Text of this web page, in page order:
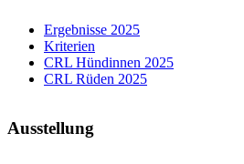
Ergebnisse 2025
Kriterien
CRL Hündinnen 2025
CRL Rüden 2025
Ausstellung